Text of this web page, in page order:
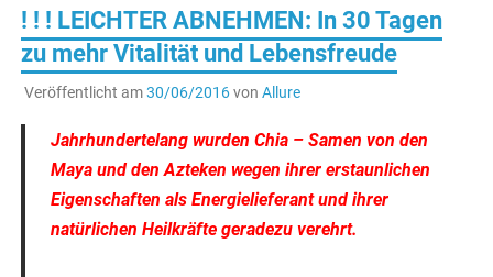
! ! ! LEICHTER ABNEHMEN: In 30 Tagen
zu mehr Vitalität und Lebensfreude
Veröffentlicht am30/06/2016von Allure
Jahrhundertelang wurden Chia – Samen von den
Maya und den Azteken wegen ihrer erstaunlichen
Eigenschaften als Energielieferant und ihrer
natürlichen Heilkräfte geradezu verehrt.